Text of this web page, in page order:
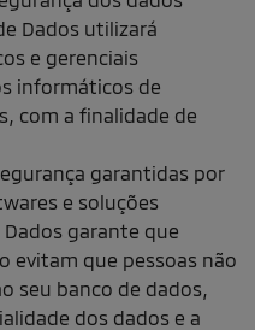
Dados utilizará
e gerenciais
informáticos de
com a finalidade de
garantidas por
e soluções
garante que
evitam que pessoas não
seu banco de dados,
dos dados e a